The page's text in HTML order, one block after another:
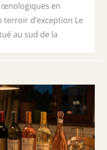
en
terroir d’exception Le
au sud de la